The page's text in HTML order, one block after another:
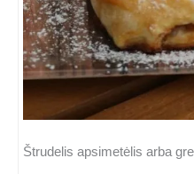
Štrudelis apsimetėlis arba